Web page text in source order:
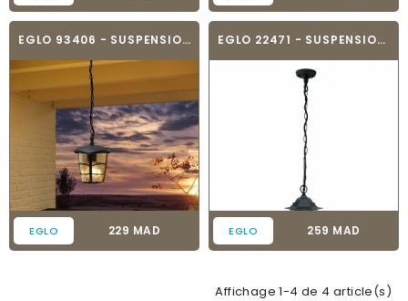
EGLO 93406 - SUSPENSION - ALORIA
EGLO Prix
229 MAD
EGLO 22471 - SUSPENSION - LATERNA 4
EGLO Prix
259 MAD
Affichage 1-4 de 4 article(s)